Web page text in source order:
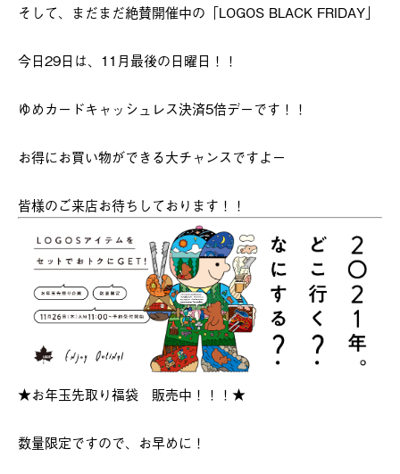
そして、まだまだ絶賛開催中の「LOGOS BLACK FRIDAY」
今日29日は、11月最後の日曜日！！
ゆめカードキャッシュレス決済5倍デーです！！
お得にお買い物ができる大チャンスですよー
皆様のご来店お待ちしております！！
★お年玉先取り福袋 販売中！！！★
数量限定ですので、お早めに！